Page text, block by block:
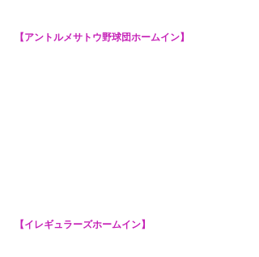
【アントルメサトウ野球団ホームイン】
【イレギュラーズホームイン】